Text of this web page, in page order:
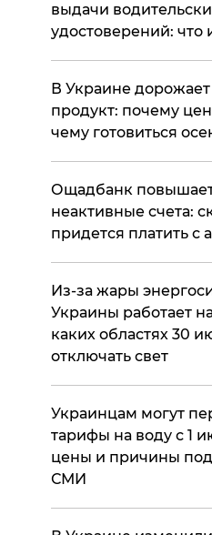
выдачи
удостоверений: что
В Украине
продукт: почему
чему готовиться
​Ощадбанк
неактивные счета:
придется платить с
Из-за жары
Украины работает
каких областях 30
отключать свет
Украинцам могут
тарифы на воду с 1
цены и причины
СМИ